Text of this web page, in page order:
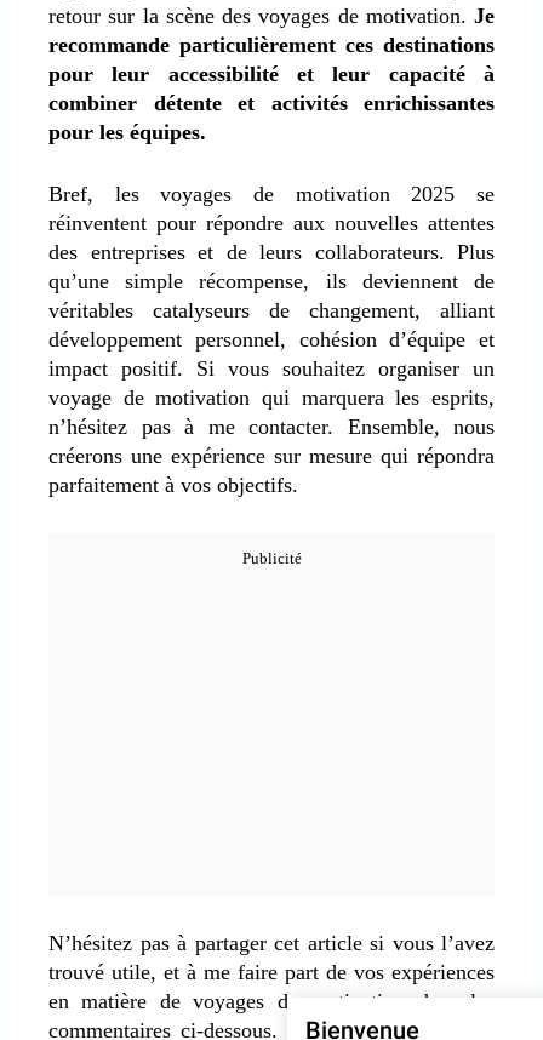
retour sur la scène des voyages de motivation. Je
recommande particulièrement ces destinations
pour leur accessibilité et leur capacité à
combiner détente et activités enrichissantes
pour les équipes.
Bref, les voyages de motivation 2025 se
réinventent pour répondre aux nouvelles attentes
des entreprises et de leurs collaborateurs. Plus
qu’une simple récompense, ils deviennent de
véritables catalyseurs de changement, alliant
développement personnel, cohésion d’équipe et
impact positif. Si vous souhaitez organiser un
voyage de motivation qui marquera les esprits,
n’hésitez pas à me contacter. Ensemble, nous
créerons une expérience sur mesure qui répondra
parfaitement à vos objectifs.
N’hésitez pas à partager cet article si vous l’avez
trouvé utile, et à me faire part de vos expériences
en matière de voyages de motivation dans les
commentaires ci-dessous. À très bientôt pour de
Bienvenue